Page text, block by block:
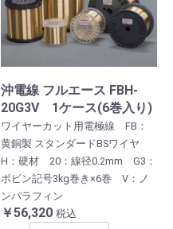
沖電線 フルエース FBH-
20G3V 1ケース(6巻入り)
ワイヤーカット用電極線 FB：
黄銅製 スタンダードBSワイヤ
H：硬材 20：線径0.2mm G3：
ボビン記号3kg巻き×6巻 V：ノ
ンパラフィン
￥56,320 税込